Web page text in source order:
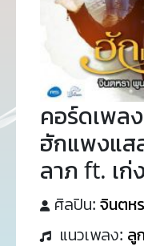
คอร์ดเพลง
ฮักแพงแส
ลาภ ft. เก่
ศิลปิน: จินตห
แนวเพลง: ลู